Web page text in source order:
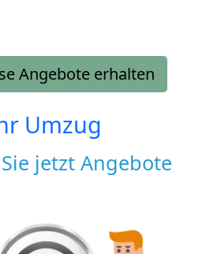
Angebote erhalten
Umzug
jetzt Angebote